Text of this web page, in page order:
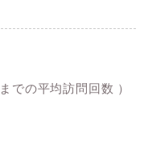
での平均訪問回数 ）